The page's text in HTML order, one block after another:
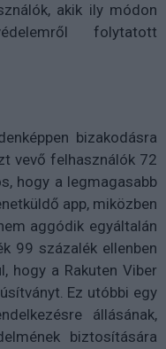
akik ily módon
folytatott
bizakodásra
vevő felhasználók 72
hogy a legmagasabb
app, miközben
aggódik egyáltalán
99 százalék ellenben
hogy a Rakuten Viber
Ez utóbbi egy
állásának,
biztosítására